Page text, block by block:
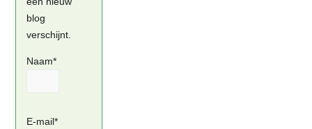
blog
verschijnt.
Naam*
E-mail*